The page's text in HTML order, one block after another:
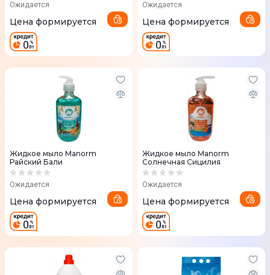
Ожидается
Цена формируется
Ожидается
Цена формируется
Жидкое мыло Manorm
Райский Бали
Ожидается
Цена формируется
Жидкое мыло Manorm
Солнечная Сицилия
Ожидается
Цена формируется